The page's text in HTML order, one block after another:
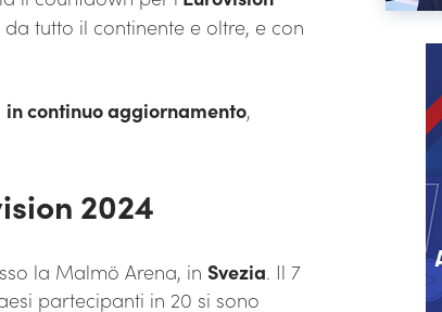
tutto il continente e oltre, e con
in continuo aggiornamento,
2024
la Malmö Arena, in Svezia. Il 7
partecipanti in 20 si sono